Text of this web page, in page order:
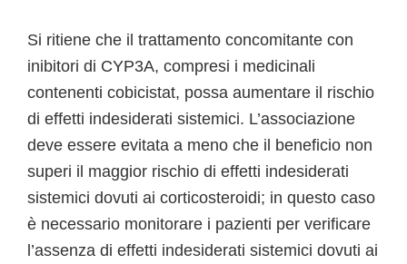
Si ritiene che il trattamento concomitante con
inibitori di CYP3A, compresi i medicinali
contenenti cobicistat, possa aumentare il rischio
di effetti indesiderati sistemici. L’associazione
deve essere evitata a meno che il beneficio non
superi il maggior rischio di effetti indesiderati
sistemici dovuti ai corticosteroidi; in questo caso
è necessario monitorare i pazienti per verificare
l’assenza di effetti indesiderati sistemici dovuti ai